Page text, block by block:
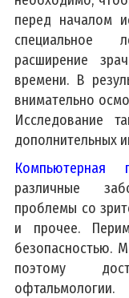
перед началом
специальное
расширение
времени. В
внимательно
Исследование
дополнительных
Компьютерная
различные
проблемы со
и прочее.
безопасностью.
поэтому
офтальмологии.